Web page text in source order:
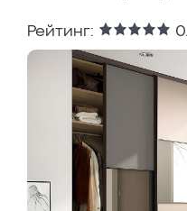
Рейтинг: